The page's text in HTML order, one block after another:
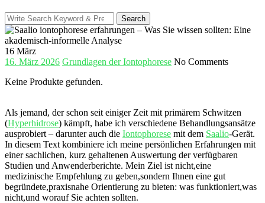
Search
for:
Search
16 März
16. März 2026 Grundlagen der Iontophorese No Comments
Keine Produkte gefunden.
Als jemand,⁤ der schon seit einiger Zeit mit primärem Schwitzen
(Hyperhidrose) kämpft, habe‍ ich verschiedene‌ Behandlungsansätze
ausprobiert​ – darunter⁤ auch die ⁣ Iontophorese mit⁢ dem ⁤ Saalio-Gerät.
In diesem Text‍ kombiniere ich ‍meine⁣ persönlichen Erfahrungen mit
‌einer sachlichen, kurz gehaltenen​ Auswertung der verfügbaren
Studien und Anwenderberichte. Mein Ziel ist nicht,eine
medizinische Empfehlung zu ​geben,sondern Ihnen eine gut
‌begründete,praxisnahe Orientierung zu bieten: was funktioniert,was
nicht,und ‌worauf Sie achten sollten.